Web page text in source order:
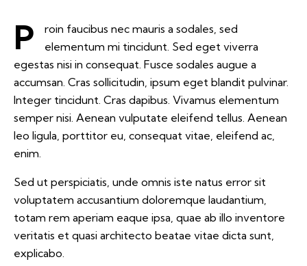
P
roin faucibus nec mauris a sodales, sed
elementum mi tincidunt. Sed eget viverra
egestas nisi in consequat. Fusce sodales augue a
accumsan. Cras sollicitudin, ipsum eget blandit pulvinar.
Integer tincidunt. Cras dapibus. Vivamus elementum
semper nisi. Aenean vulputate eleifend tellus. Aenean
leo ligula, porttitor eu, consequat vitae, eleifend ac,
enim.
Sed ut perspiciatis, unde omnis iste natus error sit
voluptatem accusantium doloremque laudantium,
totam rem aperiam eaque ipsa, quae ab illo inventore
veritatis et quasi architecto beatae vitae dicta sunt,
explicabo.